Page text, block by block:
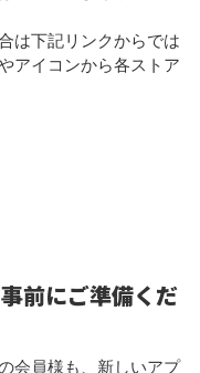
は下記リンクからでは
アイコンから各ストア
前にご準備くだ
会員様も、新しいアプ